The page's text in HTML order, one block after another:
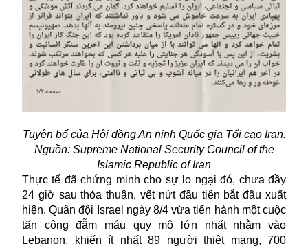
Tuyên bố của Hội đồng An ninh Quốc gia Tối cao Iran.
Nguồn: Supreme National Security Council of the
Islamic Republic of Iran
Thực tế đã chứng minh cho sự lo ngại đó, chưa đầy
24 giờ sau thỏa thuận, vết nứt đầu tiên bắt đầu xuất
hiện. Quân đội Israel ngày 8/4 vừa tiến hành một cuộc
tấn công đẫm máu quy mô lớn nhất nhằm vào
Lebanon, khiến ít nhất 89 người thiệt mạng, 700